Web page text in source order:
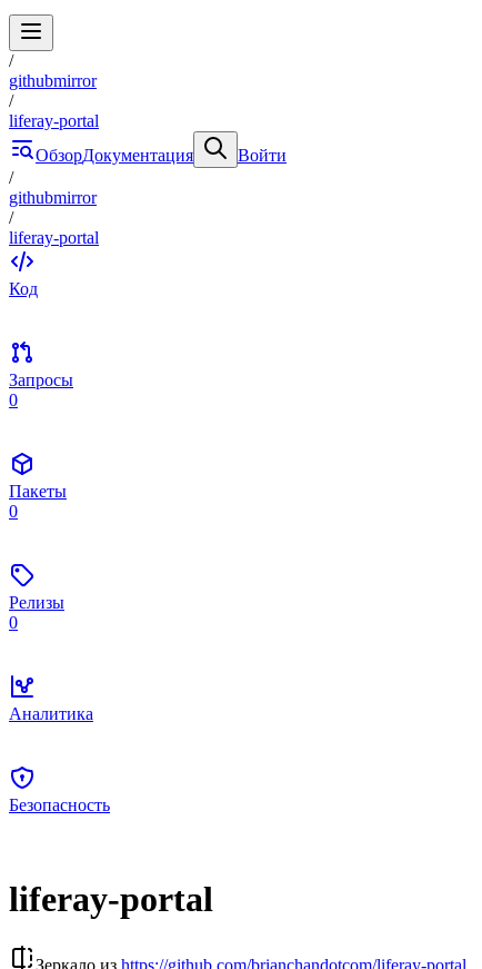
/
githubmirror
/
liferay-portal
ОбзорДокументация
Войти
/
githubmirror
/
liferay-portal
Код
Запросы
0
Пакеты
0
Релизы
0
Аналитика
Безопасность
liferay-portal
Зеркало из https://github.com/brianchandotcom/liferay-portal